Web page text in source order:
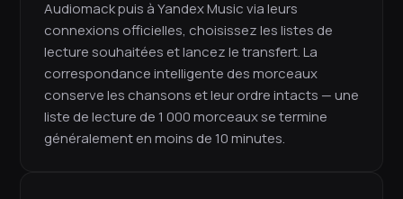
Audiomack puis à Yandex Music via leurs
connexions officielles, choisissez les listes de
lecture souhaitées et lancez le transfert. La
correspondance intelligente des morceaux
conserve les chansons et leur ordre intacts — une
liste de lecture de 1 000 morceaux se termine
généralement en moins de 10 minutes.